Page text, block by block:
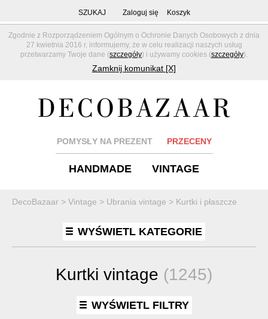
Zgodnie z Rozporządzeniem Ogólnym o Ochronie Danych Osobowych z dnia
27 kwietnia 2016 r. informujemy, że w celu realizacji naszych usług
przetwarzamy Twoje dane (szczegóły) i używamy cookies (szczegóły).
Zamknij komunikat [X]
SZUKAJ Zaloguj się Koszyk
POMYSŁY NA PREZENT PRZECENY
HANDMADE VINTAGE
DecoBazaar > Vintage > Ubrania vintage > Kurtki i płaszcze
WYŚWIETL KATEGORIE
Kurtki vintage (1245)
WYŚWIETL FILTRY